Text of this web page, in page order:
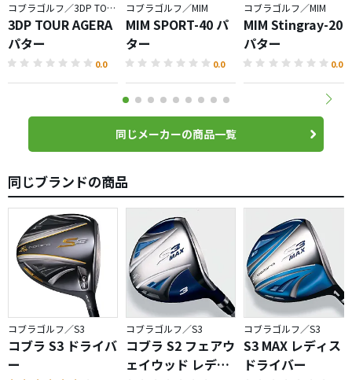
コブラゴルフ／3DP TOUR
3DP TOUR AGERA
パター
0.0
コブラゴルフ／MIM
MIM SPORT-40 パ
ター
0.0
コブラゴルフ／MIM
MIM Stingray-20
パター
0.0
同じメーカーの商品一覧
同じブランドの商品
コブラゴルフ／S3
コブラ S3 ドライバ
ー
コブラゴルフ／S3
コブラ S2 フェアウ
ェイウッド レディ
コブラゴルフ／S3
S3 MAX レディス
ドライバー